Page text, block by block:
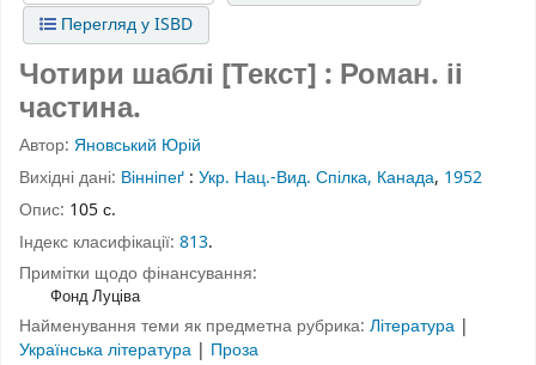
Перегляд у ISBD
Чотири шаблі [Текст] : Роман. іі
частина.
Автор: Яновський Юрій
Вихідні дані: Вінніпеґ : Укр. Нац.-Вид. Спілка, Канада, 1952
Опис: 105 с.
Індекс класифікації: 813.
Примітки щодо фінансування:
Фонд Луціва
Найменування теми як предметна рубрика: Література |
Українська література | Проза